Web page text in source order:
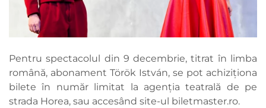
Pentru spectacolul din 9 decembrie, titrat în limba
română, abonament Török István, se pot achiziționa
bilete în număr limitat la agenția teatrală de pe
strada Horea, sau accesând site-ul biletmaster.ro.